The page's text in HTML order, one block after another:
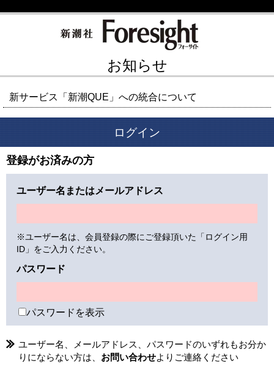
お知らせ
新サービス「新潮QUE」への統合について
ログイン
登録がお済みの方
ユーザー名またはメールアドレス
※ユーザー名は、会員登録の際にご登録頂いた「ログイン用
ID」をご入力ください。
パスワード
パスワードを表示
ユーザー名、メールアドレス、パスワードのいずれもお分か
りにならない方は、 お問い合わせよりご連絡ください